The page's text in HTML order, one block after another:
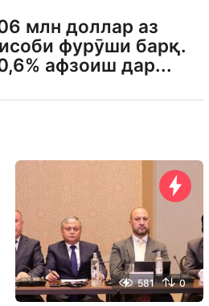
млн доллар аз
фурӯши барқ.
афзоиш дар...
581 0